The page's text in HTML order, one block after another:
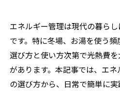
エネルギー管理は現代の暮ら
です。特に冬場、お湯を使う
選び方と使い方次第で光熱費
があります。本記事では、エ
の選び方から、日常で簡単に